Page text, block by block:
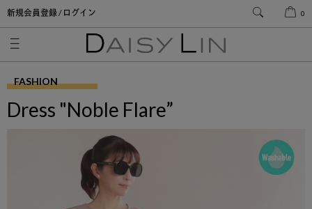
新規会員登録 / ログイン 0
FASHION
Dress "Noble Flare”